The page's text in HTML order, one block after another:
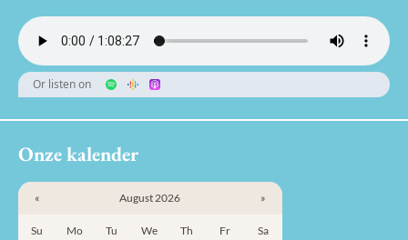
Or listen on
Onze kalender
« August 2026 »
Su Mo Tu We Th Fr Sa